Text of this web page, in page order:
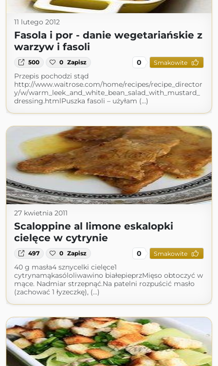
11 lutego 2012
Fasola i por - danie wegetariańskie z
warzyw i fasoli
500 0 Zapisz 0 Smakowite
Przepis pochodzi stąd
http://www.waitrose.com/home/recipes/recipe_director
y/w/warm_leek_and_white_bean_salad_with_mustard_
dressing.htmlPuszka fasoli – użyłam (...)
27 kwietnia 2011
Scaloppine al limone eskalopki
cielęce w cytrynie
497 0 Zapisz 0 Smakowite
40 g masła4 sznycelki cielęce1
cytrynamąkasóloliwawino białepieprzMięso obtoczyć w
mące. Nadmiar strzepnąć.Na patelni rozpuścić masło
(zachować 1 łyzeczkę), (...)